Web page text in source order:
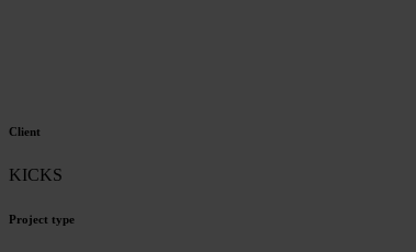
Client
KICKS
Project type